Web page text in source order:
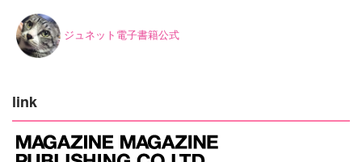
ジュネット電子書籍公式
link